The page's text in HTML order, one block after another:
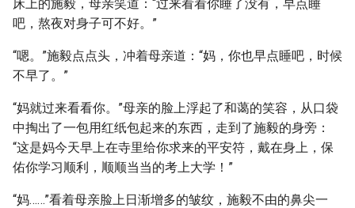
床上的施毅，母亲笑道：“过来看看你睡了没有，早点睡
吧，熬夜对身子可不好。”
“嗯。”施毅点点头，冲着母亲道：“妈，你也早点睡吧，时候
不早了。”
“妈就过来看看你。”母亲的脸上浮起了和蔼的笑容，从口袋
中掏出了一包用红纸包起来的东西，走到了施毅的身旁：
“这是妈今天早上在寺里给你求来的平安符，戴在身上，保
佑你学习顺利，顺顺当当的考上大学！”
“妈……”看着母亲脸上日渐增多的皱纹，施毅不由的鼻尖一